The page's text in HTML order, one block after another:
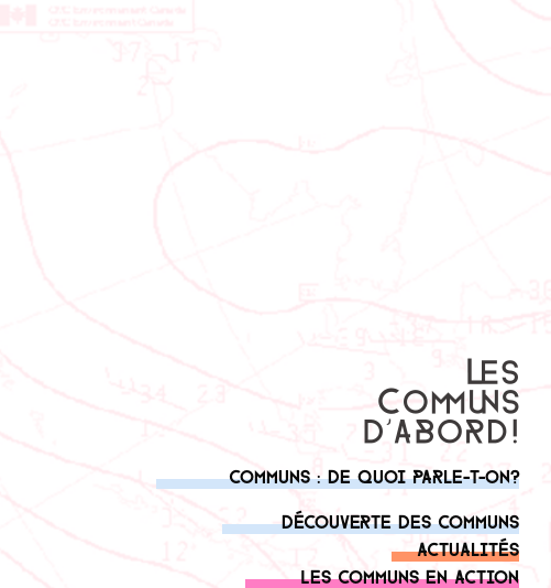
Communs : de quoi parle-t-on?
Découverte des communs
Actualités
Les communs en action